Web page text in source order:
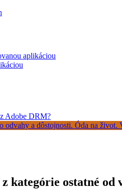
aplikáciou
Adobe DRM?
kategórie ostatné od